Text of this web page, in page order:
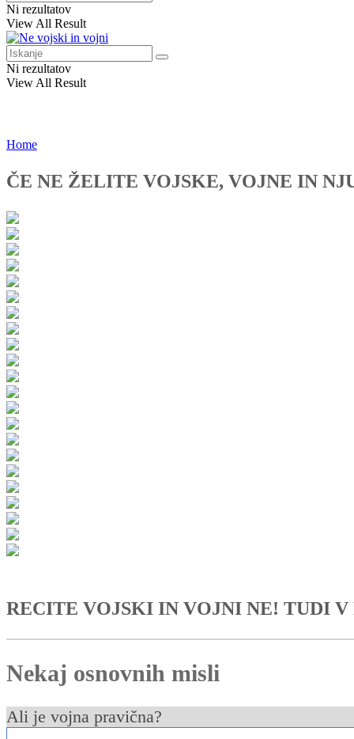
Ni rezultatov
View All Result
Ni rezultatov
View All Result
Home
ČE NE ŽELITE VOJSKE, VOJNE IN
RECITE VOJSKI IN VOJNI NE! TUDI
Nekaj osnovnih misli
Ali je vojna pravična?